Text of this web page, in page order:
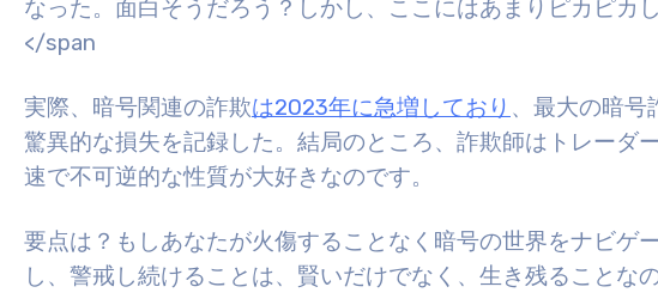
なった。面白そうだろう？ しかし、ここにはあまりピカピカ
</span
実際、暗号関連の詐欺は2023年に急増しており 、最大の暗号
驚異的な損失を記録した。結局のところ、詐欺師はトレーダ
速で不可逆的な性質が大好きなのです。
要点は？もしあなたが火傷することなく暗号の世界をナビゲ
し、警戒し続けることは、賢いだけでなく、生き残ることなの